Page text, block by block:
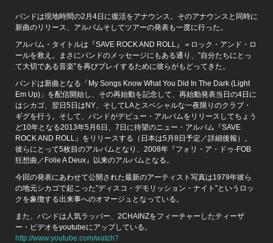
バンドは現地時間の2月4日に復活をアナウンス。そのアナウンスと同時に
新曲のリリース、アルバムそしてツアーの発表も一度に行った。
アルバム・タイトルは『SAVE ROCK AND ROLL』＝ロック・アンド・ロ
ールを救え。まさにバンドのメッセージにもある通り、”自分たちにとっ
て大切である音楽”を再びプレイするために彼らがもどってきた。
バンドは新曲となる「My Songs Know What You Did In The Dark (Light
Em Up)」を配信開始し、その再始動を記念して、再始動発表当日の4日に
はシカゴ、翌日5日はNY、そしてLAとスペシャルな一夜限りのクラブ・
ギグを行う。そして、バンドがデビュー・アルバムをリリースしてちょう
ど10年となる2013年5月6日、7日に待望のニュー・アルバム『SAVE
ROCK AND ROLL』をリリースする（日本は5月8日予定／詳細後報）。
彼らにとって5枚目のアルバムとなり、2008年『フォリ・ア・ドゥ-FOB
狂想曲／Folie A Deux』以来のアルバムとなる。
今回の発表にあわせて公開された最新のアーティスト写真は1979年彼ら
の地元シカゴで起こった”ディスコ・デモリッション・ナイト”というロッ
クを象徴する出来事へのオマージュとなっている。
また、バンドは人気ラッパー、2CHAINZをフィーチャーしたティーザ
ー・ビデオをyoutubeにアップしている。
http://www.youtube.com/watch?